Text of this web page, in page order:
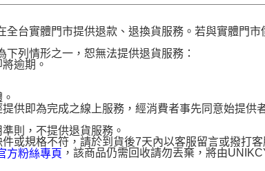
全台實體門市提供退款、退換貨服務。若與實體門
列情形之一，恕無法提供退貨服務：
逾期。
供即為完成之線上服務，經消費者事先同意始提供
則，不提供退貨服務。
或規格不符，請於到貨後7天內以客服留言或撥打客
方粉絲專頁 ，該商品仍需回收請勿丟棄，將由